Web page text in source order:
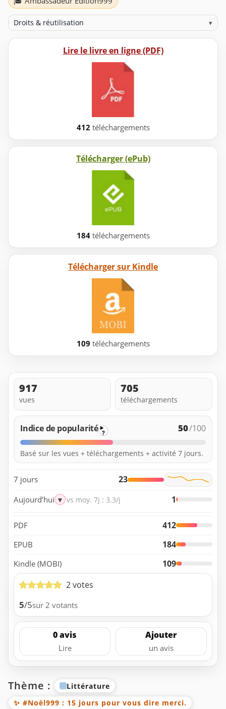
Droits & réutilisation ▾
Lire le livre en ligne (PDF)
412 téléchargements
Télécharger (ePub)
184téléchargements
Télécharger sur Kindle
109 téléchargements
917
vues
705
téléchargements
Indice de popularité ? 50/100
Basé sur les vues + téléchargements + activité 7 jours.
7 jours 23
Aujourd’hui ▼ vs moy. 7j : 3.3/j 1
PDF 412
EPUB 184
Kindle (MOBI)
109
2 votes
5/5sur 2 votants
0 avis
Lire
Ajouter
un avis
Thème :
Littérature
✨ #Noël999 : 15 jours pour vous dire merci.